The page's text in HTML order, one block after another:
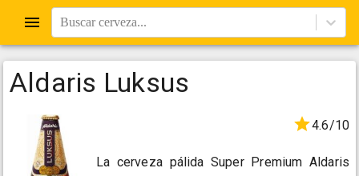
Buscar cerveza...
Aldaris Luksus
4.6/10
La cerveza pálida Super Premium Aldaris